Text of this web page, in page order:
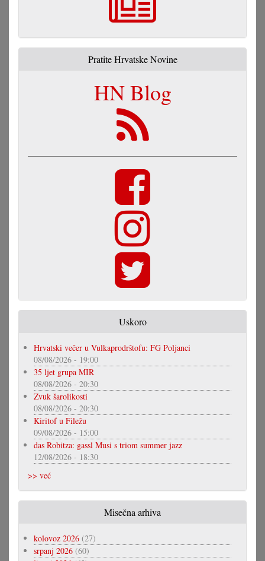
Pratite Hrvatske Novine
HN Blog
Uskoro
Hrvatski večer u Vulkaprodrštofu: FG Poljanci
08/08/2026 - 19:00
35 ljet grupa MIR
08/08/2026 - 20:30
Zvuk šarolikosti
08/08/2026 - 20:30
Kiritof u Filežu
09/08/2026 - 15:00
das Robitza: gassl Musi s triom summer jazz
12/08/2026 - 18:30
>> već
Misečna arhiva
kolovoz 2026 (27)
srpanj 2026 (60)